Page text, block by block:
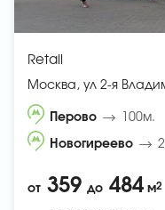
Retail
Москва, ул 2-я
Перово 100м.
Новогиреево
от 359 до 484 м2